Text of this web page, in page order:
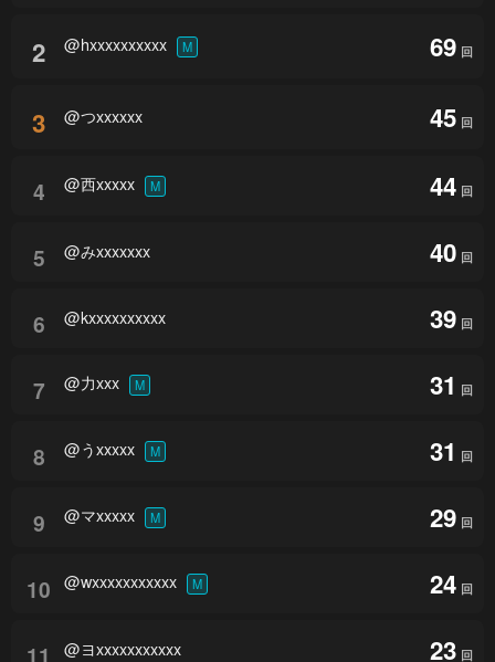
2 @hxxxxxxxxxx M 69 回
3 @つxxxxxx 45 回
4 @西xxxxx M 44 回
5 @みxxxxxxx 40 回
6 @kxxxxxxxxxx 39 回
7 @力xxx M 31 回
8 @うxxxxx M 31 回
9 @マxxxxx M 29 回
10 @wxxxxxxxxxxx M 24 回
11 @ヨxxxxxxxxxxx 23 回